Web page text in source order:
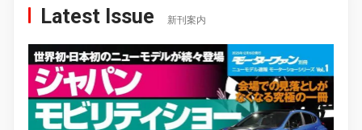
Latest Issue 新刊案内